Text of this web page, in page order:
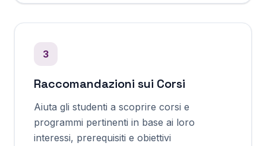
3
Raccomandazioni sui Corsi
Aiuta gli studenti a scoprire corsi e
programmi pertinenti in base ai loro
interessi, prerequisiti e obiettivi